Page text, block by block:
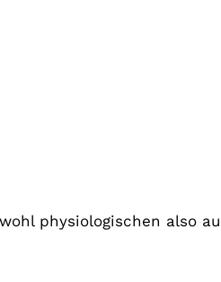
physiologischen also